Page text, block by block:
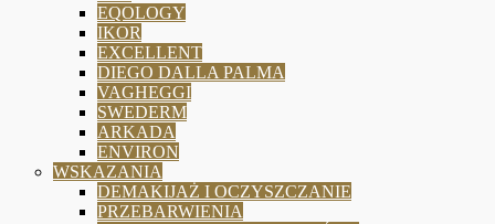
EQOLOGY
IKOR
EXCELLENT
DIEGO DALLA PALMA
VAGHEGGI
SWEDERM
ARKADA
ENVIRON
WSKAZANIA
DEMAKIJAŻ I OCZYSZCZANIE
PRZEBARWIENIA